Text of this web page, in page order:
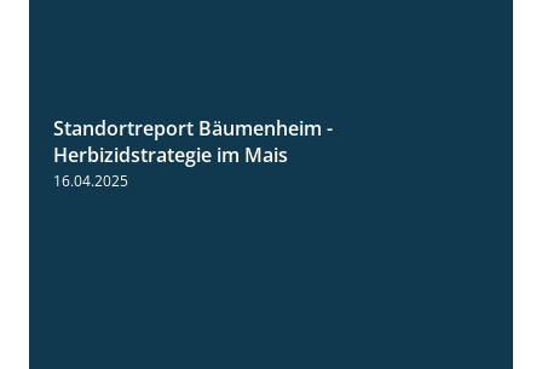
Standortreport Bäumenheim -
Herbizidstrategie im Mais
16.04.2025